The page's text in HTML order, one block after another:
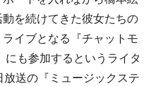
を続けてきた彼女たちの
イブとなる『チャットモ
も参加するというライタ
送の『ミュージックステ